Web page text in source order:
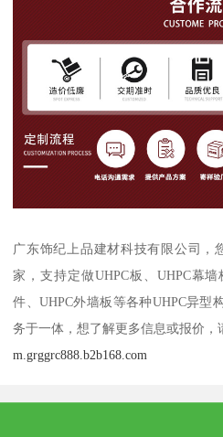
广东饰纪上品建材科技有限公司，
家，支持定做UHPC板、UHPC幕
件、UHPC外墙板等各种UHPC异型
务于一体，想了解更多信息或报价，
m.grggrc888.b2b168.com